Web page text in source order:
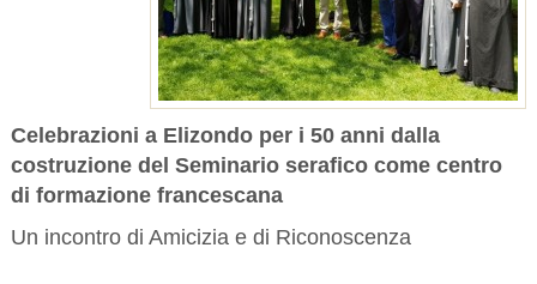
Celebrazioni a Elizondo per i 50 anni dalla
costruzione del Seminario serafico come centro
di formazione francescana
Un incontro di Amicizia e di Riconoscenza